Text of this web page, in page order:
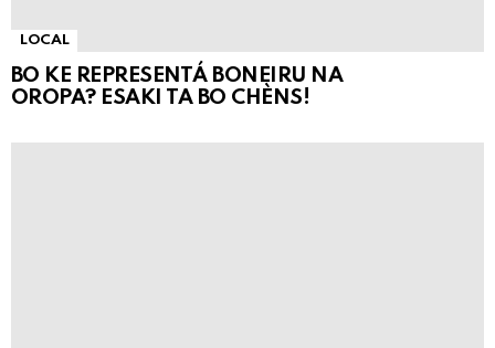
LOCAL
BO KE REPRESENTÁ BONEIRU NA
OROPA? ESAKI TA BO CHÈNS!